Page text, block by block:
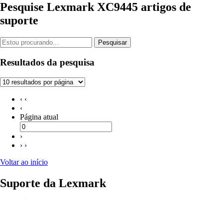
Pesquise Lexmark XC9445 artigos de
suporte
Pesquisar
Resultados da pesquisa
‹ ‹
‹
Página atual
›
› ›
Voltar ao início
Suporte da Lexmark